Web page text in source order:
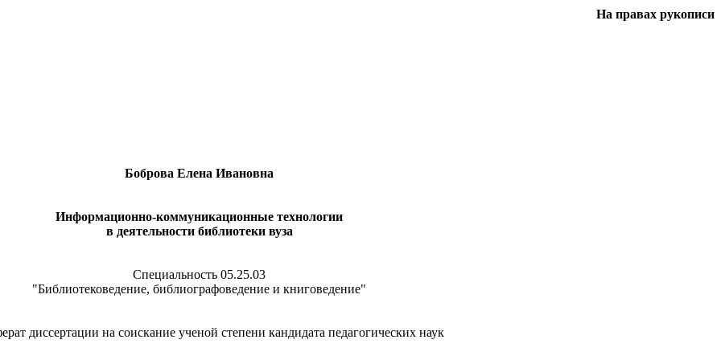
На правах рукописи
Боброва Елена Ивановна
Информационно-коммуникационные технологии
в деятельности библиотеки вуза
Специальность 05.25.03
"Библиотековедение, библиографоведение и книговедение"
диссертации на соискание ученой степени кандидата педагогических наук